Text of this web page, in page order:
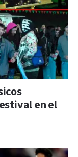
en el